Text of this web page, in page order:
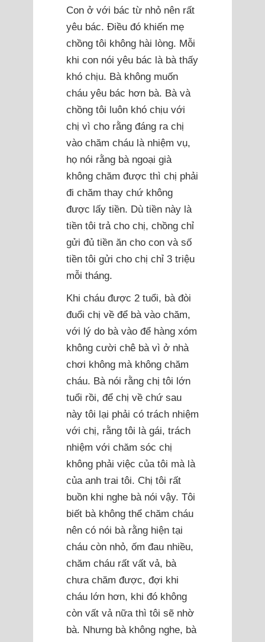
Con ở với bác từ nhỏ nên rất
yêu bác. Điều đó khiến mẹ
chồng tôi không hài lòng. Mỗi
khi con nói yêu bác là bà thấy
khó chịu. Bà không muốn
cháu yêu bác hơn bà. Bà và
chồng tôi luôn khó chịu với
chị vì cho rằng đáng ra chị
vào chăm cháu là nhiệm vụ,
họ nói rằng bà ngoại già
không chăm được thì chị phải
đi chăm thay chứ không
được lấy tiền. Dù tiền này là
tiền tôi trả cho chị, chồng chỉ
gửi đủ tiền ăn cho con và số
tiền tôi gửi cho chị chỉ 3 triệu
mỗi tháng.
Khi cháu được 2 tuổi, bà đòi
đuổi chị về để bà vào chăm,
với lý do bà vào để hàng xóm
không cười chê bà vì ở nhà
chơi không mà không chăm
cháu. Bà nói rằng chị tôi lớn
tuổi rồi, để chị về chứ sau
này tôi lại phải có trách nhiệm
với chị, rằng tôi là gái, trách
nhiệm với chăm sóc chị
không phải việc của tôi mà là
của anh trai tôi. Chị tôi rất
buồn khi nghe bà nói vậy. Tôi
biết bà không thể chăm cháu
nên có nói bà rằng hiện tại
cháu còn nhỏ, ốm đau nhiều,
chăm cháu rất vất vả, bà
chưa chăm được, đợi khi
cháu lớn hơn, khi đó không
còn vất vả nữa thì tôi sẽ nhờ
bà. Nhưng bà không nghe, bà